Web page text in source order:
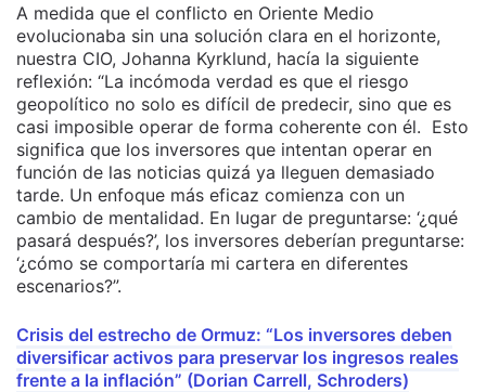
A medida que el conflicto en Oriente Medio
evolucionaba sin una solución clara en el horizonte,
nuestra CIO, Johanna Kyrklund, hacía la siguiente
reflexión: “La incómoda verdad es que el riesgo
geopolítico no solo es difícil de predecir, sino que es
casi imposible operar de forma coherente con él. Esto
significa que los inversores que intentan operar en
función de las noticias quizá ya lleguen demasiado
tarde. Un enfoque más eficaz comienza con un
cambio de mentalidad. En lugar de preguntarse: ‘¿qué
pasará después?’, los inversores deberían preguntarse:
‘¿cómo se comportaría mi cartera en diferentes
escenarios?”.
Crisis del estrecho de Ormuz: “Los inversores deben
diversificar activos para preservar los ingresos reales
frente a la inflación” (Dorian Carrell, Schroders)